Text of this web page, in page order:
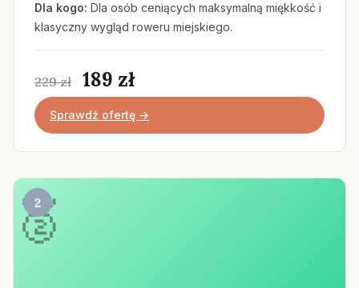
Dla kogo: Dla osób ceniących maksymalną miękkość i
klasyczny wygląd roweru miejskiego.
229 zł 189 zł
Sprawdź ofertę →
2